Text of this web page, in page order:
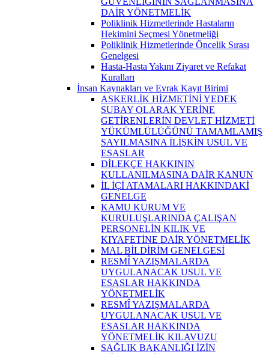
DAİR YÖNETMELİK
Poliklinik Hizmetlerinde Hastaların
Hekimini Seçmesi Yönetmeliği
Poliklinik Hizmetlerinde Öncelik Sırası
Genelgesi
Hasta-Hasta Yakını Ziyaret ve Refakat
Kuralları
İnsan Kaynakları ve Evrak Kayıt Birimi
ASKERLİK HİZMETİNİ YEDEK
SUBAY OLARAK YERİNE
GETİRENLERİN DEVLET HİZMETİ
YÜKÜMLÜLÜĞÜNÜ TAMAMLAMIŞ
SAYILMASINA İLİŞKİN USUL VE
ESASLAR
DİLEKÇE HAKKININ
KULLANILMASINA DAİR KANUN
İL İÇİ ATAMALARI HAKKINDAKİ
GENELGE
KAMU KURUM VE
KURULUŞLARINDA ÇALIŞAN
PERSONELİN KILIK VE
KIYAFETİNE DAİR YÖNETMELİK
MAL BİLDİRİM GENELGESİ
RESMÎ YAZIŞMALARDA
UYGULANACAK USUL VE
ESASLAR HAKKINDA
YÖNETMELİK
RESMÎ YAZIŞMALARDA
UYGULANACAK USUL VE
ESASLAR HAKKINDA
YÖNETMELİK KILAVUZU
SAĞLIK BAKANLIĞI İZİN